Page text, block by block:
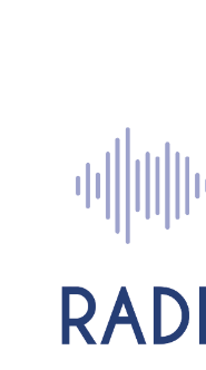
nach: